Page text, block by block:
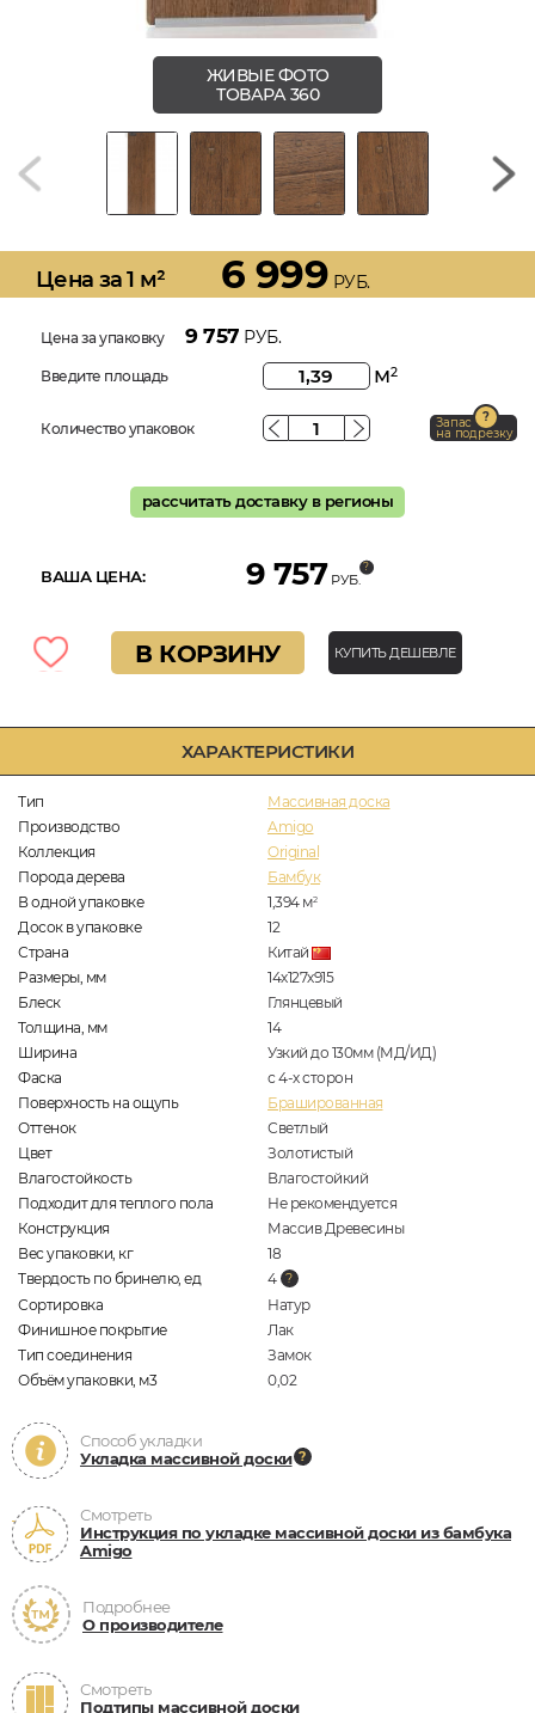
ХАРАКТЕРИСТИКИ
Тип
Массивная доска
Производство
Amigo
Коллекция
Original
Порода дерева
Бамбук
В одной упаковке
1,394 м2
Досок в упаковке
12
Страна
Китай
Размеры, мм
14х127х915
Блеск
Глянцевый
Толщина, мм
14
Ширина
Узкий до 130мм (МД/ИД)
Фаска
с 4-х сторон
Поверхность на ощупь
Брашированная
Оттенок
Светлый
Цвет
Золотистый
Влагостойкость
Влагостойкий
Подходит для теплого пола
Не рекомендуется
Конструкция
Массив Древесины
Вес упаковки, кг
18
Твердость по бринелю, ед
4
Сортировка
Натур
Финишное покрытие
Лак
Тип соединения
Замок
Объём упаковки, м3
0,02
Способ укладки
Укладка массивной доски
Смотреть
Инструкция по укладке массивной доски из бамбука
Amigo
Подробнее
О производителе
Смотреть
Подтипы массивной доски
ЖИВЫЕ ФОТО
ТОВАРА 360
Цена за 1 м² 6 999 РУБ.
Цена за упаковку 9 757 РУБ.
Введите площадь м2
Количество упаковок Запас
на подрезку
рассчитать доставку в регионы
ВАША ЦЕНА: 9 757 РУБ.
В КОРЗИНУ КУПИТЬ ДЕШЕВЛЕ